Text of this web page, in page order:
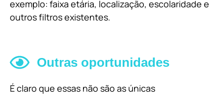
exemplo: faixa etária, localização, escolaridade e
outros filtros existentes.
Outras oportunidades
É claro que essas não são as únicas